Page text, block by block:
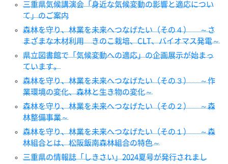
三重県気候講演会「身近な気候変動の影響と適応につい
て」のご案内
森林を守り、林業を未来へつなげたい（その４） ～さ
まざまな木材利用 きのこ栽培、CLT、バイオマス発電～
県立図書館で「気候変動への適応」の企画展示が始まっ
ています。
森林を守り、林業を未来へつなげたい（その３） ～作
業環境の変化、森林と生き物の変化～
森林を守り、林業を未来へつなげたい（その２） ～森
林整備事業～
森林を守り、林業を未来へつなげたい（その１） ～森
林組合とは、松阪飯南森林組合の特色～
三重県の情報誌「しきさい」2024夏号が発行されまし